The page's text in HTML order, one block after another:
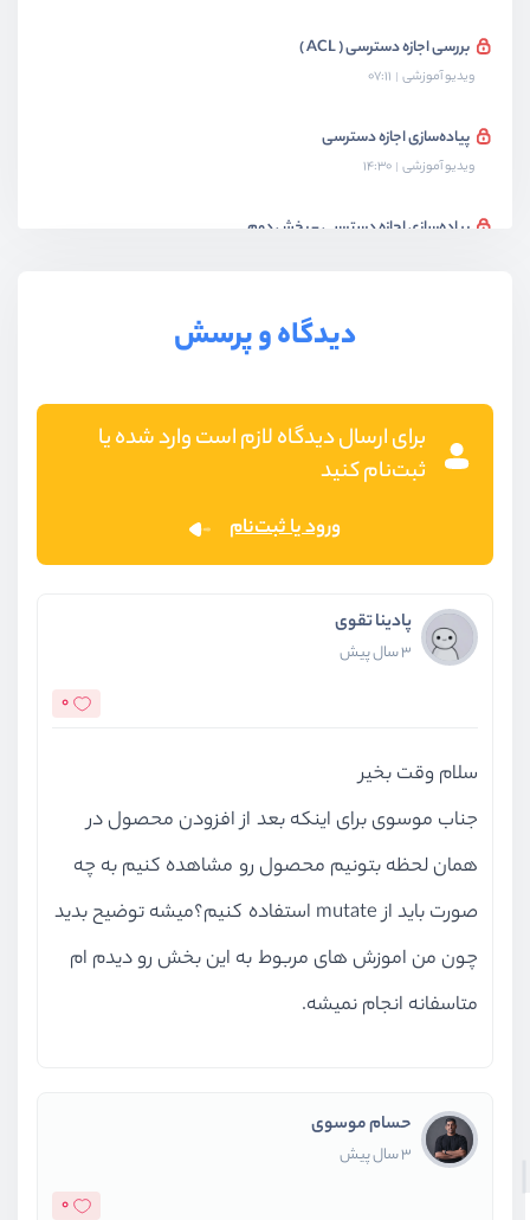
بررسی اجازه دسترسی ( ACL )
ویدیو آموزشی 07:11
پیاده‌سازی اجازه دسترسی
ویدیو آموزشی 14:30
پیاده‌سازی اجازه دسترسی - بخش دوم
روند بروزرسانی پروژه به ورژن جدید next
دیدگاه و پرسش
برای ارسال دیدگاه لازم است وارد شده یا
ثبت‌نام کنید
ورود یا ثبت‌نام
پادینا تقوی
3 سال پیش
0
سلام وقت بخیر
جناب موسوی برای اینکه بعد از افزودن محصول در
همان لحظه بتونیم محصول رو مشاهده کنیم به چه
صورت باید از mutate استفاده کنیم؟میشه توضیح بدید
چون من اموزش های مربوط به این بخش رو دیدم ام
متاسفانه انجام نمیشه.
حسام موسوی
3 سال پیش
0